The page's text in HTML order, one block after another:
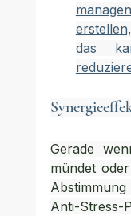
das
Gerade
mündet
Anti-